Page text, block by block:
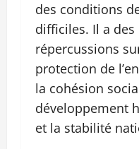
des conditions
difficiles. Il a des
répercussions
protection de
la cohésion
développement
et la stabilité